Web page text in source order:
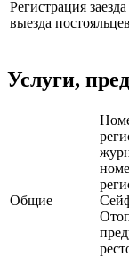
Регистрация
выезда постояльцев
Услуги,
Общие